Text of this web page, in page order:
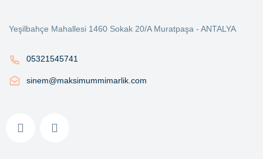
Yeşilbahçe Mahallesi 1460 Sokak 20/A Muratpaşa - ANTALYA
05321545741
sinem@maksimummimarlik.com